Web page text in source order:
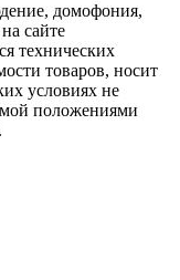
домофония,
сайте
технических
товаров, носит
условиях не
положениями